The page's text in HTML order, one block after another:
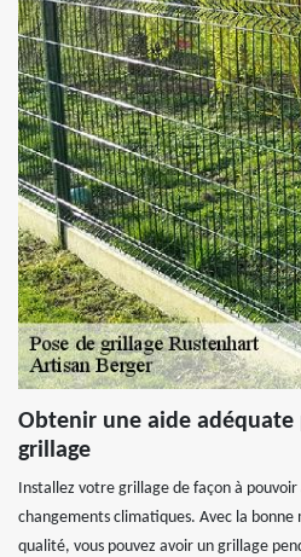
Obtenir une aide
grillage
Installez votre grillage de façon à
changements climatiques. Avec la
qualité, vous pouvez avoir un grillage